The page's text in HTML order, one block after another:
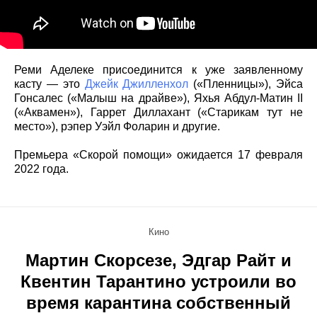
Реми Аделеке присоединится к уже заявленному
касту — это Джейк Джилленхол («Пленницы»), Эйса
Гонсалес («Малыш на драйве»), Яхья Абдул-Матин II
(«Аквамен»), Гаррет Диллахант («Старикам тут не
место»), рэпер Уэйл Фоларин и другие.
Премьера «Скорой помощи» ожидается 17 февраля
2022 года.
Кино
Мартин Скорсезе, Эдгар Райт и
Квентин Тарантино устроили во
время карантина собственный